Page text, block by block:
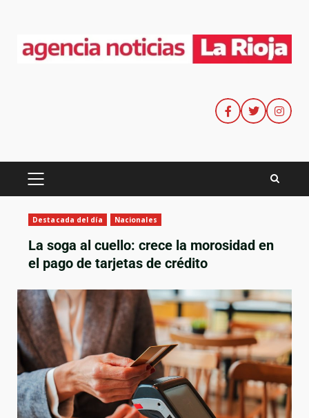
Destacada del día Nacionales
La soga al cuello: crece la morosidad en
el pago de tarjetas de crédito